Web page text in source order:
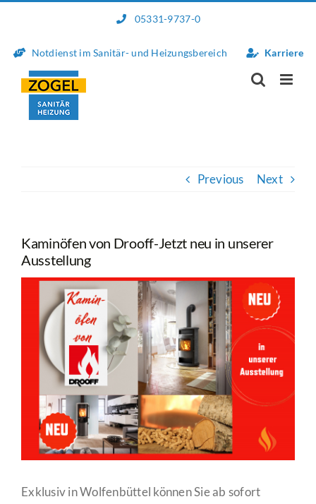
content
05331-9737-0
Notdienst im Sanitär- und Heizungsbereich Karriere
Previous Next
Kaminöfen von Drooff-Jetzt neu in unserer
Ausstellung
Larger
Image
Exklusiv in Wolfenbüttel können Sie ab sofort